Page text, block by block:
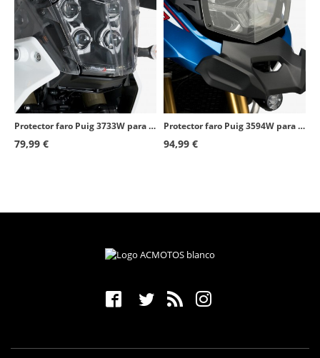
Protector faro Puig 3733W para Yamaha Tenere 700 (19-24)
79,99 €
Protector faro Puig 3594W para BMW F850/900GS Adventure (19-26)
94,99 €